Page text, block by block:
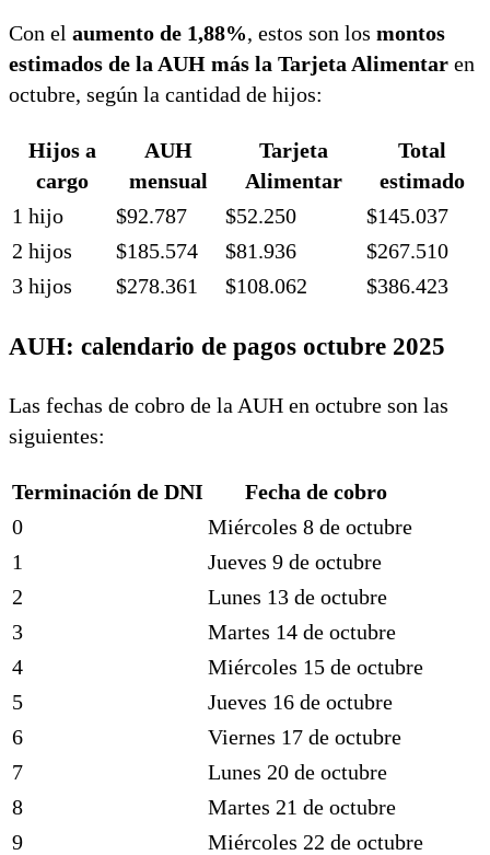
Con el aumento de 1,88%, estos son los montos
estimados de la AUH más la Tarjeta Alimentar en
octubre, según la cantidad de hijos:
Hijos a
cargo
AUH
mensual
Tarjeta
Alimentar
Total
estimado
1 hijo
$92.787 $52.250
$145.037
2 hijos
$185.574 $81.936
$267.510
3 hijos
$278.361 $108.062 $386.423
AUH: calendario de pagos octubre 2025
Las fechas de cobro de la AUH en octubre son las
siguientes:
Terminación de DNI
Fecha de cobro
0
Miércoles 8 de octubre
1
Jueves 9 de octubre
2
Lunes 13 de octubre
3
Martes 14 de octubre
4
Miércoles 15 de octubre
5
Jueves 16 de octubre
6
Viernes 17 de octubre
7
Lunes 20 de octubre
8
Martes 21 de octubre
9
Miércoles 22 de octubre